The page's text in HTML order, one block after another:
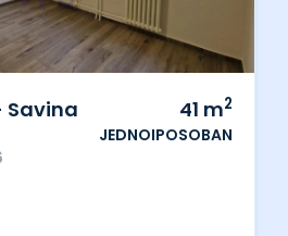
Savina 41 m2
JEDNOIPOSOBAN